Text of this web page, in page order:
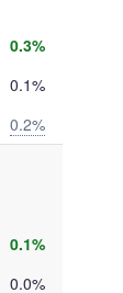
0.3%
0.1%
0.2%
0.1%
0.0%